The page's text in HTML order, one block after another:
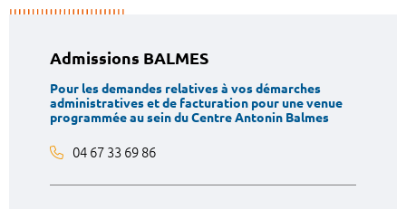
Admissions BALMES
Pour les demandes relatives à vos démarches
administratives et de facturation pour une venue
programmée au sein du Centre Antonin Balmes
04 67 33 69 86